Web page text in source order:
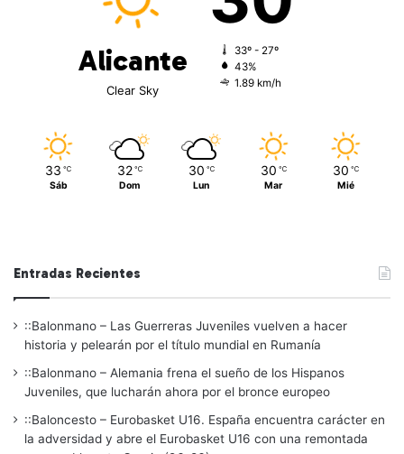
Alicante
Clear Sky
33º - 27º
43%
1.89 km/h
33 ℃
Sáb
32 ℃
Dom
30 ℃
Lun
30 ℃
Mar
30 ℃
Mié
Entradas Recientes
::Balonmano – Las Guerreras Juveniles vuelven a hacer
historia y pelearán por el título mundial en Rumanía
::Balonmano – Alemania frena el sueño de los Hispanos
Juveniles, que lucharán ahora por el bronce europeo
::Baloncesto – Eurobasket U16. España encuentra carácter en
la adversidad y abre el Eurobasket U16 con una remontada